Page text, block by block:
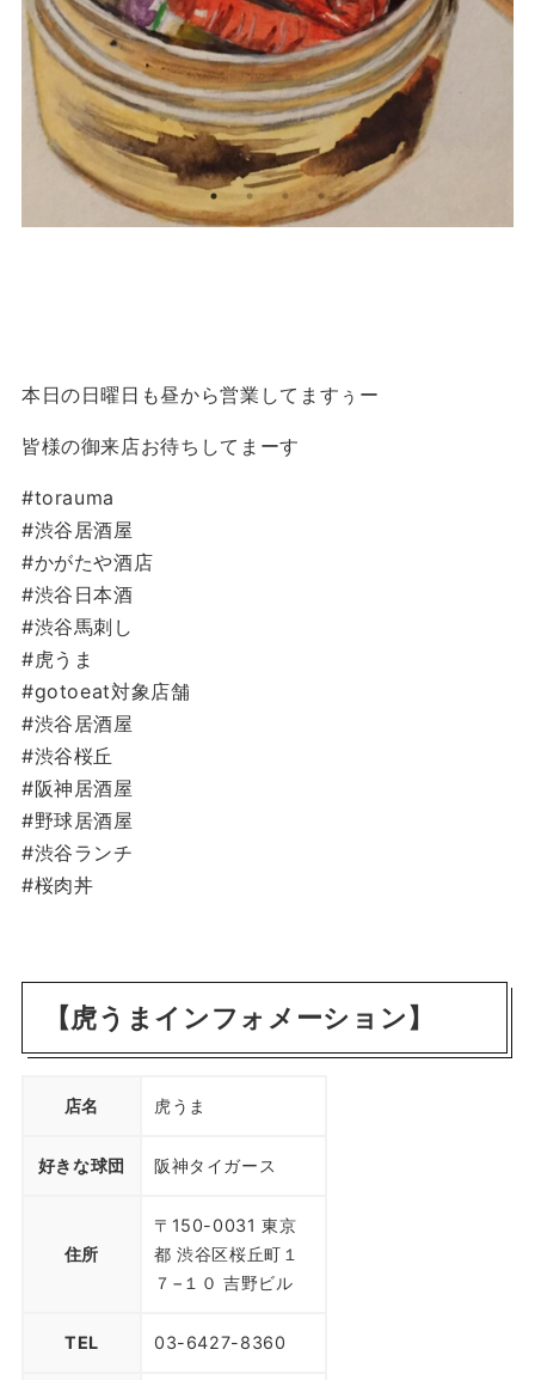
本日の日曜日も昼から営業してますぅー
皆様の御来店お待ちしてまーす
#torauma
#渋谷居酒屋
#かがたや酒店
#渋谷日本酒
#渋谷馬刺し
#虎うま
#gotoeat対象店舗
#渋谷居酒屋
#渋谷桜丘
#阪神居酒屋
#野球居酒屋
#渋谷ランチ
#桜肉丼
【虎うまインフォメーション】
店名 虎うま
好きな球団 阪神タイガース
住所
〒150-0031 東京
都 渋谷区桜丘町１
７−１０ 吉野ビル
TEL 03-6427-8360